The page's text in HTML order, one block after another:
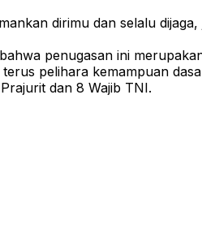
dirimu dan selalu
penugasan ini
pelihara kemampuan
dan 8 Wajib TNI.